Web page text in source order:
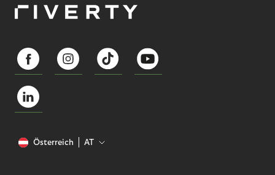
Österreich AT